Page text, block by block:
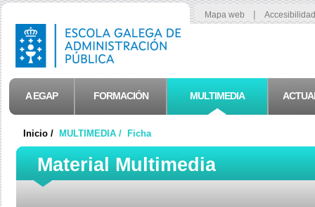
Mapa web |
A EGAP FORMACIÓN MULTIMEDIA
Inicio / MULTIMEDIA / Ficha
Material Multimedia